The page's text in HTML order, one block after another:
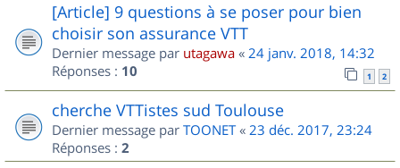
[Article] 9 questions à se poser pour bien
choisir son assurance VTT
Dernier message par utagawa « 24 janv. 2018, 14:32
Réponses : 10 1 2
cherche VTTistes sud Toulouse
Dernier message par TOONET« 23 déc. 2017, 23:24
Réponses : 2